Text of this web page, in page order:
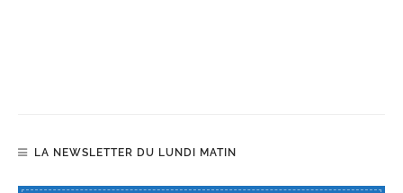
LA NEWSLETTER DU LUNDI MATIN